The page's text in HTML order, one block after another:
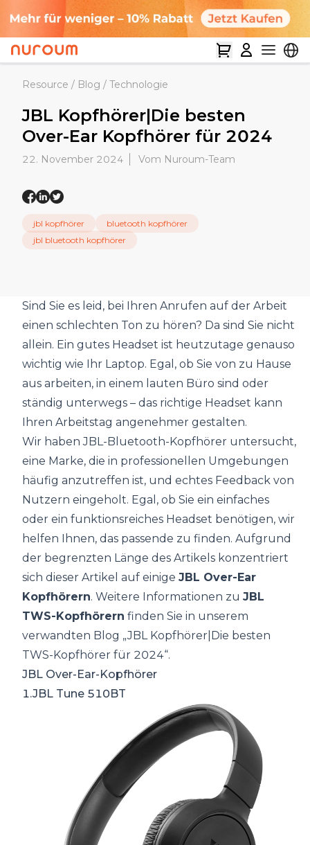
Resource / Blog / Technologie
JBL Kopfhörer|Die besten
Over-Ear Kopfhörer für 2024
22. November 2024 Vom Nuroum-Team
jbl kopfhörer
bluetooth kopfhörer
jbl bluetooth kopfhörer
Sind Sie es leid, bei Ihren Anrufen auf der Arbeit
einen schlechten Ton zu hören? Da sind Sie nicht
allein. Ein gutes Headset ist heutzutage genauso
wichtig wie Ihr Laptop. Egal, ob Sie von zu Hause
aus arbeiten, in einem lauten Büro sind oder
ständig unterwegs – das richtige Headset kann
Ihren Arbeitstag angenehmer gestalten.
Wir haben JBL-Bluetooth-Kopfhörer untersucht,
eine Marke, die in professionellen Umgebungen
häufig anzutreffen ist, und echtes Feedback von
Nutzern eingeholt. Egal, ob Sie ein einfaches
oder ein funktionsreiches Headset benötigen, wir
helfen Ihnen, das passende zu finden. Aufgrund
der begrenzten Länge des Artikels konzentriert
sich dieser Artikel auf einige JBL Over-Ear
Kopfhörern. Weitere Informationen zu JBL
TWS-Kopfhörern finden Sie in unserem
verwandten Blog „JBL Kopfhörer|Die besten
TWS-Kopfhörer für 2024“.
JBL Over-Ear-Kopfhörer
1.JBL Tune 510BT